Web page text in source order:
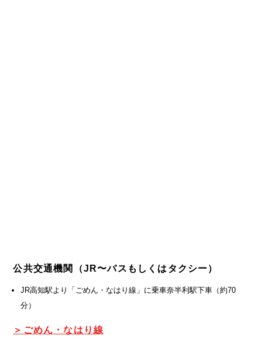
公共交通機関 （JR〜バスもしくはタクシー）
JR高知駅より「ごめん・なはり線」に乗車奈半利駅下車（約70
分）
＞ごめん・なはり線